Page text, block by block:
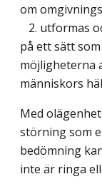
om
2. utformas
på ett sätt
möjligheterna
människors
Med
störning som
bedömning
inte är ringa